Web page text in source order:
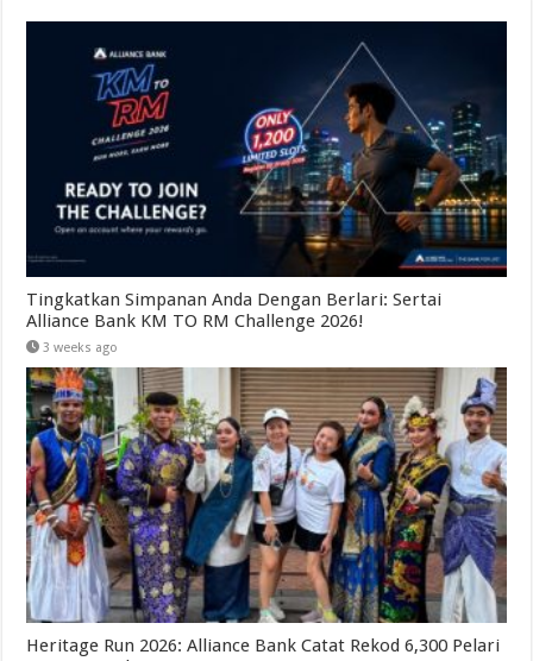
Tingkatkan Simpanan Anda Dengan Berlari: Sertai
Alliance Bank KM TO RM Challenge 2026!
3 weeks ago
Heritage Run 2026: Alliance Bank Catat Rekod 6,300 Pelari